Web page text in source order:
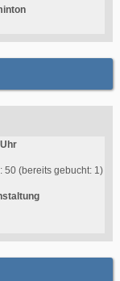
50 (bereits gebucht: 1)